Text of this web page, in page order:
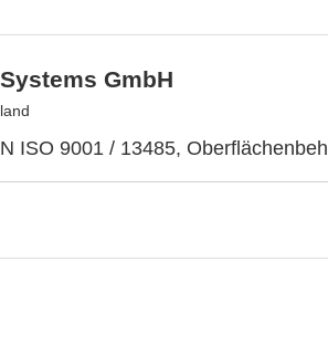
GmbH
ISO 9001 / 13485,